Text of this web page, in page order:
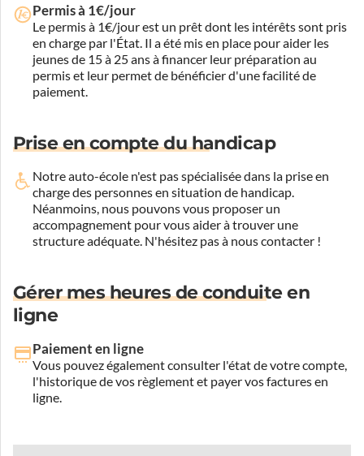
Permis à 1€/jour
Le permis à 1€/jour est un prêt dont les intérêts sont pris
en charge par l'État. Il a été mis en place pour aider les
jeunes de 15 à 25 ans à financer leur préparation au
permis et leur permet de bénéficier d'une facilité de
paiement.
Prise en compte du handicap
Notre auto-école n'est pas spécialisée dans la prise en
charge des personnes en situation de handicap.
Néanmoins, nous pouvons vous proposer un
accompagnement pour vous aider à trouver une
structure adéquate. N'hésitez pas à nous contacter !
Gérer mes heures de conduite en
ligne
Paiement en ligne
Vous pouvez également consulter l'état de votre compte,
l'historique de vos règlement et payer vos factures en
ligne.